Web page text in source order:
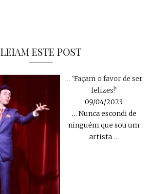
LEIAM ESTE POST
… ‘Façam o favor de ser
felizes!’
09/04/2023
… Nunca escondi de
ninguém que sou um
artista…